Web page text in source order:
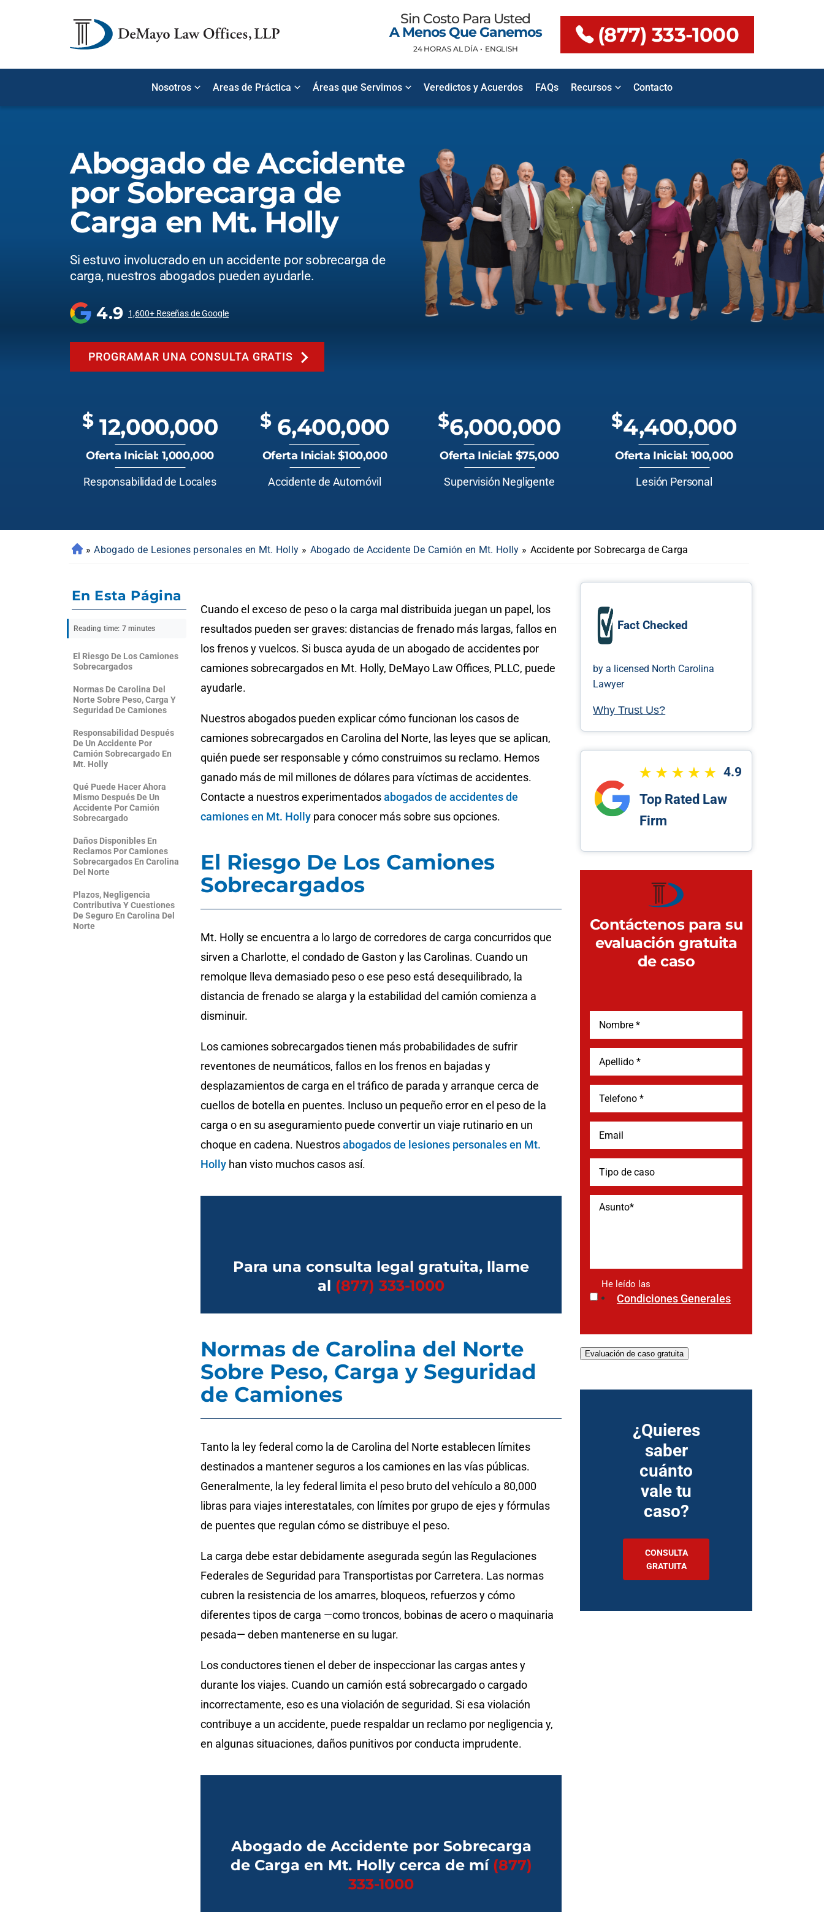
Sin Costo Para Usted
A Menos Que Ganemos
24 HORAS AL DÍA • ENGLISH
(877) 333-1000
Nosotros Areas de Práctica Áreas que Servimos Veredictos y Acuerdos FAQs Recursos Contacto
Abogado de Accidente
por Sobrecarga de
Carga en Mt. Holly
Si estuvo involucrado en un accidente por sobrecarga de
carga, nuestros abogados pueden ayudarle.
4.9 1,600+ Reseñas de Google
PROGRAMAR UNA CONSULTA GRATIS
$12,000,000
Oferta Inicial: 1,000,000
Responsabilidad de Locales
$6,400,000
Oferta Inicial: $100,000
Accidente de Automóvil
$6,000,000
Oferta Inicial: $75,000
Supervisión Negligente
$4,400,000
Oferta Inicial: 100,000
Lesión Personal
» Abogado de Lesiones personales en Mt. Holly » Abogado de Accidente De Camión en Mt. Holly » Accidente por Sobrecarga de Carga
En Esta Página
Reading time: 7 minutes
El Riesgo De Los Camiones
Sobrecargados
Normas De Carolina Del
Norte Sobre Peso, Carga Y
Seguridad De Camiones
Responsabilidad Después
De Un Accidente Por
Camión Sobrecargado En
Mt. Holly
Qué Puede Hacer Ahora
Mismo Después De Un
Accidente Por Camión
Sobrecargado
Daños Disponibles En
Reclamos Por Camiones
Sobrecargados En Carolina
Del Norte
Plazos, Negligencia
Contributiva Y Cuestiones
De Seguro En Carolina Del
Norte
Cuando el exceso de peso o la carga mal distribuida juegan un papel, los
resultados pueden ser graves: distancias de frenado más largas, fallos en
los frenos y vuelcos. Si busca ayuda de un abogado de accidentes por
camiones sobrecargados en Mt. Holly, DeMayo Law Offices, PLLC, puede
ayudarle.
Nuestros abogados pueden explicar cómo funcionan los casos de
camiones sobrecargados en Carolina del Norte, las leyes que se aplican,
quién puede ser responsable y cómo construimos su reclamo. Hemos
ganado más de mil millones de dólares para víctimas de accidentes.
Contacte a nuestros experimentadosabogados de accidentes de
camiones en Mt. Holly para conocer más sobre sus opciones.
El Riesgo De Los Camiones
Sobrecargados
Mt. Holly se encuentra a lo largo de corredores de carga concurridos que
sirven a Charlotte, el condado de Gaston y las Carolinas. Cuando un
remolque lleva demasiado peso o ese peso está desequilibrado, la
distancia de frenado se alarga y la estabilidad del camión comienza a
disminuir.
Los camiones sobrecargados tienen más probabilidades de sufrir
reventones de neumáticos, fallos en los frenos en bajadas y
desplazamientos de carga en el tráfico de parada y arranque cerca de
cuellos de botella en puentes. Incluso un pequeño error en el peso de la
carga o en su aseguramiento puede convertir un viaje rutinario en un
choque en cadena. Nuestrosabogados de lesiones personales en Mt.
Holly han visto muchos casos así.
Para una consulta legal gratuita, llame
al (877) 333-1000
Normas de Carolina del Norte
Sobre Peso, Carga y Seguridad
de Camiones
Tanto la ley federal como la de Carolina del Norte establecen límites
destinados a mantener seguros a los camiones en las vías públicas.
Generalmente, la ley federal limita el peso bruto del vehículo a 80,000
libras para viajes interestatales, con límites por grupo de ejes y fórmulas
de puentes que regulan cómo se distribuye el peso.
La carga debe estar debidamente asegurada según las Regulaciones
Federales de Seguridad para Transportistas por Carretera. Las normas
cubren la resistencia de los amarres, bloqueos, refuerzos y cómo
diferentes tipos de carga —como troncos, bobinas de acero o maquinaria
pesada— deben mantenerse en su lugar.
Los conductores tienen el deber de inspeccionar las cargas antes y
durante los viajes. Cuando un camión está sobrecargado o cargado
incorrectamente, eso es una violación de seguridad. Si esa violación
contribuye a un accidente, puede respaldar un reclamo por negligencia y,
en algunas situaciones, daños punitivos por conducta imprudente.
Abogado de Accidente por Sobrecarga
de Carga en Mt. Holly cerca de mí (877)
333-1000
Fact Checked
by a licensed North Carolina
Lawyer
Why Trust Us?
4.9
Top Rated Law
Firm
Contáctenos para su
evaluación gratuita
de caso
He leído las
Condiciones Generales
Evaluación de caso gratuita
¿Quieres
saber
cuánto
vale tu
caso?
CONSULTA
GRATUITA